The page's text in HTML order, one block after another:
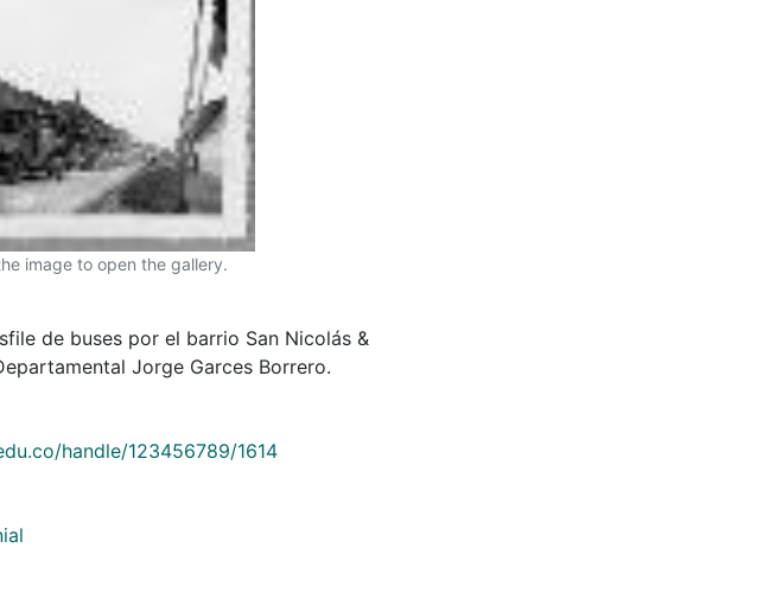
image to open the gallery.
de buses por el barrio San Nicolás &
Jorge Garces Borrero.
handle/123456789/1614